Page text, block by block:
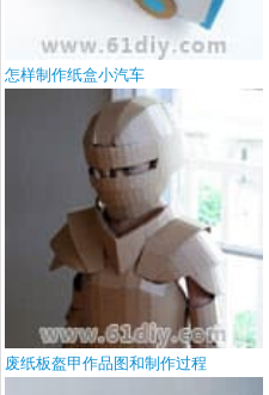
怎样制作纸盒小汽车
废纸板盔甲作品图和制作过程